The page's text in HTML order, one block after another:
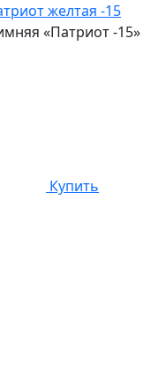
«Патриот -15»
Купить